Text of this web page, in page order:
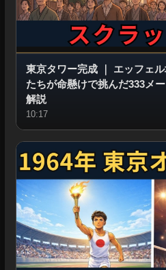
東京タワー完成｜ エッフェ
たちが命懸けで挑んだ333メ
解説
10:17